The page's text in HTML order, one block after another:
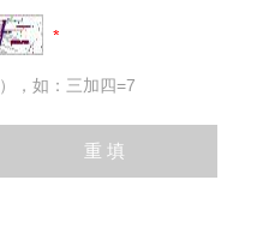
，如：三加四=7